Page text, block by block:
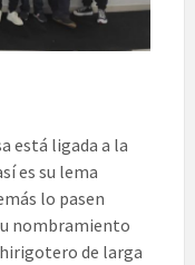
está ligada a la
es su lema
lo pasen
nombramiento
de larga